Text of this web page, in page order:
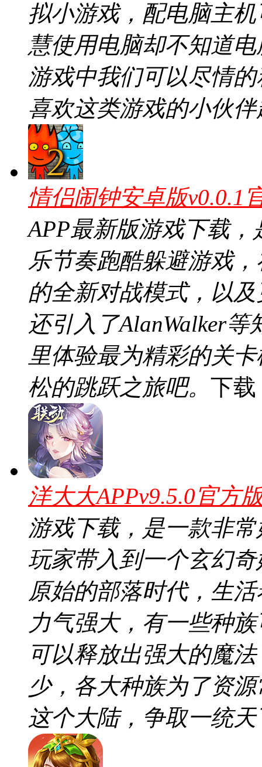
拟小游戏，配电脑主
慧使用电脑却不知道
游戏中我们可以尽情
喜欢这类游戏的小伙
情侣闹钟安卓版v0.0.1
APP最新版游戏下载
乐节奏跑酷躲避游戏
的全新对战模式，以
还引入了AlanWalker
里体验最为精彩的关
松的跳跃之旅吧。 下载
洋大大APPv9.5.0官方
游戏下载，是一款非
玩家带入到一个玄幻
原始的部落时代，生
力气强大，有一些种
可以释放出强大的魔
少，各大种族为了资
这个大陆，争取一统